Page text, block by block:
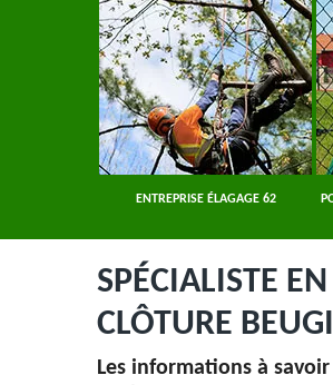
ENTREPRISE ÉLAGAGE 62
SPÉCIALISTE
CLÔTURE
Les informations à